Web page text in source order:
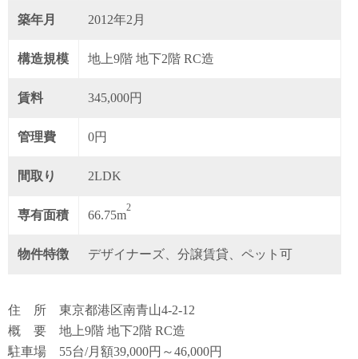
築年月 2012年2月
構造規模 地上9階 地下2階 RC造
賃料 345,000円
管理費 0円
間取り 2LDK
専有面積 66.75m
2
物件特徴 デザイナーズ、分譲賃貸、ペット可
住 所 東京都港区南青山4-2-12
概 要 地上9階 地下2階 RC造
駐車場 55台/月額39,000円～46,000円